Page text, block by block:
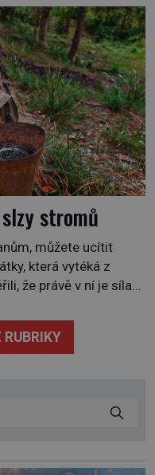
přichází s
dopravit ze
stromů
můžete ucítit
která vytéká z
že právě v ní je síla
infekcí, hmyzem a
[…]